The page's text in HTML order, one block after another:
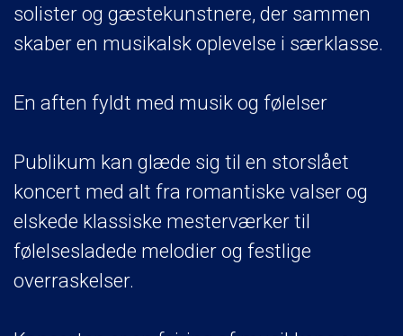
solister og gæstekunstnere, der sammen
skaber en musikalsk oplevelse i særklasse.
En aften fyldt med musik og følelser
Publikum kan glæde sig til en storslået
koncert med alt fra romantiske valser og
elskede klassiske mesterværker til
følelsesladede melodier og festlige
overraskelser.